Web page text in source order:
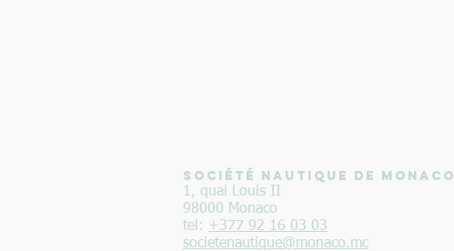
SOCIÉTÉ NAUTIQUE DE MONACO
1, quai Louis II
98000 Monaco
tel: +377 92 16 03 03
societenautique@monaco.mc